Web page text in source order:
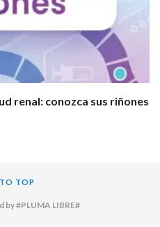
renal: conozca sus riñones
TOP
#PLUMA LIBRE#